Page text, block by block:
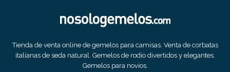
Tienda de venta online de gemelos para camisas. Venta de corbatas
italianas de seda natural. Gemelos de rodio divertidos y elegantes.
Gemelos para novios.